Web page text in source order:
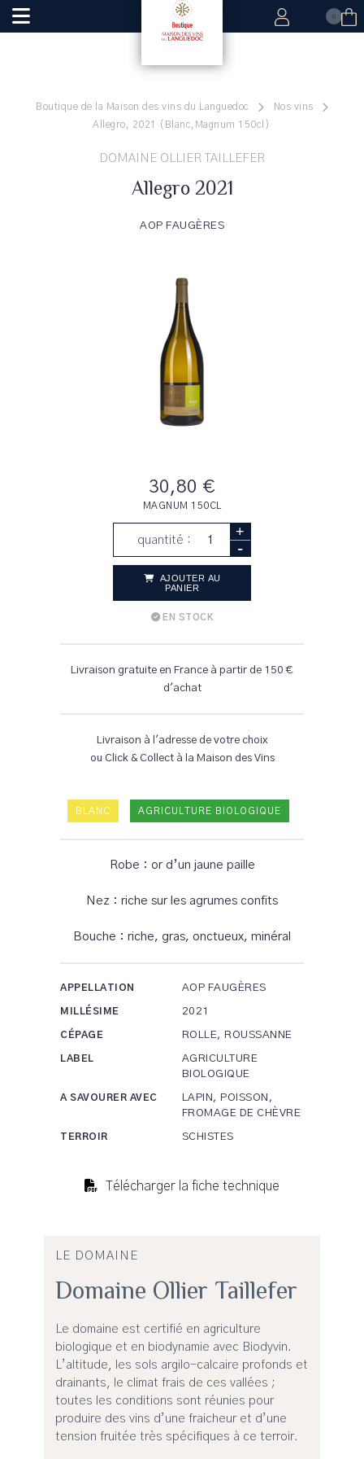
0
Boutique de la Maison des vins du Languedoc
Nos vins
Allegro, 2021 (Blanc,Magnum 150cl)
DOMAINE OLLIER TAILLEFER
Allegro 2021
AOP FAUGÈRES
30,80 €
MAGNUM 150CL
quantité : +
-
AJOUTER AU
PANIER
EN STOCK
Livraison gratuite en France à partir de 150 €
d'achat
Livraison à l'adresse de votre choix
ou Click & Collect à la Maison des Vins
BLANC AGRICULTURE BIOLOGIQUE
Robe : or d’un jaune paille
Nez : riche sur les agrumes confits
Bouche : riche, gras, onctueux, minéral
APPELLATION AOP FAUGÈRES
MILLÉSIME 2021
CÉPAGE ROLLE, ROUSSANNE
LABEL
AGRICULTURE
BIOLOGIQUE
A SAVOURER AVEC
LAPIN, POISSON,
FROMAGE DE CHÈVRE
TERROIR SCHISTES
Télécharger la fiche technique
LE DOMAINE
Domaine Ollier Taillefer
Le domaine est certifié en agriculture
biologique et en biodynamie avec Biodyvin.
L’altitude, les sols argilo-calcaire profonds et
drainants, le climat frais de ces vallées ;
toutes les conditions sont réunies pour
produire des vins d’une fraicheur et d’une
tension fruitée très spécifiques à ce terroir.